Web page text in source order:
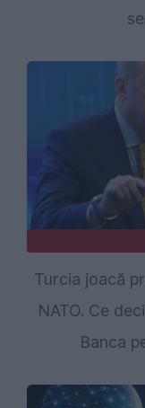
Turcia joacă
NATO. Ce
Banca